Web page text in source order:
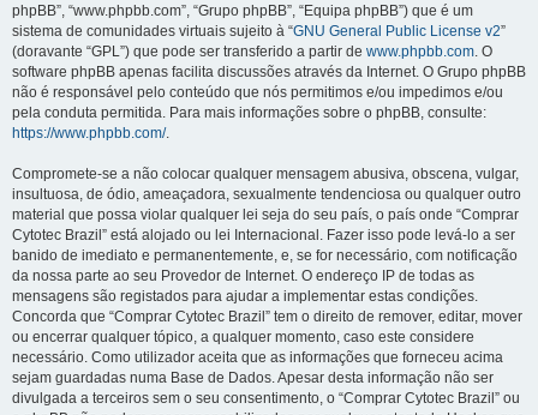
phpBB”, “www.phpbb.com”, “Grupo phpBB”, “Equipa phpBB”) que é um
sistema de comunidades virtuais sujeito à “GNU General Public License v2”
(doravante “GPL”) que pode ser transferido a partir de www.phpbb.com. O
software phpBB apenas facilita discussões através da Internet. O Grupo phpBB
não é responsável pelo conteúdo que nós permitimos e/ou impedimos e/ou
pela conduta permitida. Para mais informações sobre o phpBB, consulte:
https://www.phpbb.com/.
Compromete-se a não colocar qualquer mensagem abusiva, obscena, vulgar,
insultuosa, de ódio, ameaçadora, sexualmente tendenciosa ou qualquer outro
material que possa violar qualquer lei seja do seu país, o país onde “Comprar
Cytotec Brazil” está alojado ou lei Internacional. Fazer isso pode levá-lo a ser
banido de imediato e permanentemente, e, se for necessário, com notificação
da nossa parte ao seu Provedor de Internet. O endereço IP de todas as
mensagens são registados para ajudar a implementar estas condições.
Concorda que “Comprar Cytotec Brazil” tem o direito de remover, editar, mover
ou encerrar qualquer tópico, a qualquer momento, caso este considere
necessário. Como utilizador aceita que as informações que forneceu acima
sejam guardadas numa Base de Dados. Apesar desta informação não ser
divulgada a terceiros sem o seu consentimento, o “Comprar Cytotec Brazil” ou